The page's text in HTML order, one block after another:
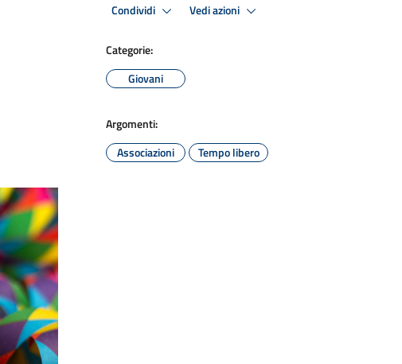
Condividi Vedi azioni
Categorie:
Giovani
Argomenti:
Associazioni
Tempo libero